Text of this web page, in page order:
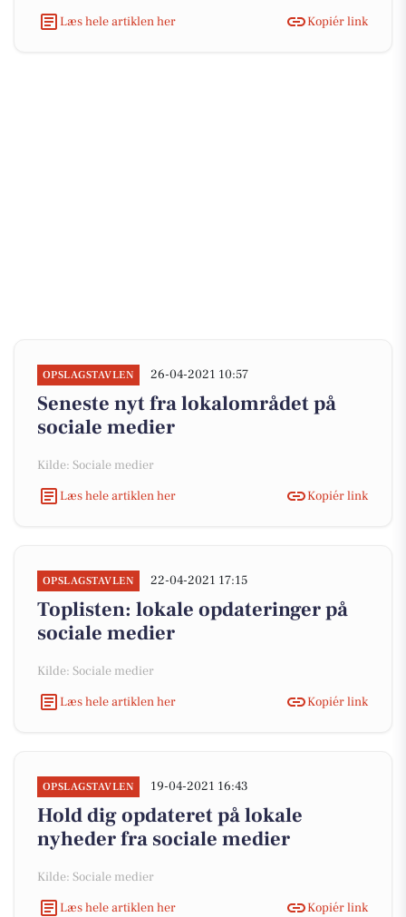
Læs hele artiklen her
Kopiér link
OPSLAGSTAVLEN 26-04-2021 10:57
Seneste nyt fra lokalområdet på
sociale medier
Kilde: Sociale medier
Læs hele artiklen her
Kopiér link
OPSLAGSTAVLEN 22-04-2021 17:15
Toplisten: lokale opdateringer på
sociale medier
Kilde: Sociale medier
Læs hele artiklen her
Kopiér link
OPSLAGSTAVLEN 19-04-2021 16:43
Hold dig opdateret på lokale
nyheder fra sociale medier
Kilde: Sociale medier
Læs hele artiklen her
Kopiér link